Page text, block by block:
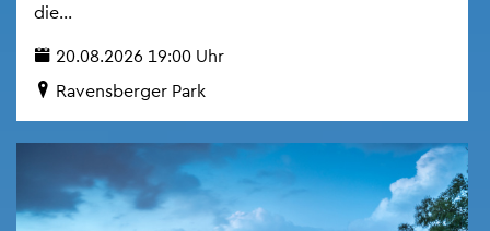
die...
20.08.2026 19:00 Uhr
Ra­vens­ber­ger Park